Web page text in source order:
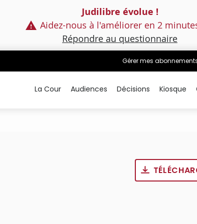
Judilibre évolue !
Aidez-nous à l'améliorer en 2
Répondre au questionnaire
Gérer mes
La Cour Audiences Décisions Kiosque